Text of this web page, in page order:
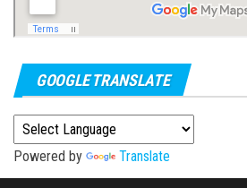
GOOGLE TRANSLATE
Powered by Translate